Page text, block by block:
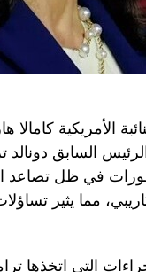
الأمريكية
السابق
في ظل تصاعد
مما يثير
التي اتخذها